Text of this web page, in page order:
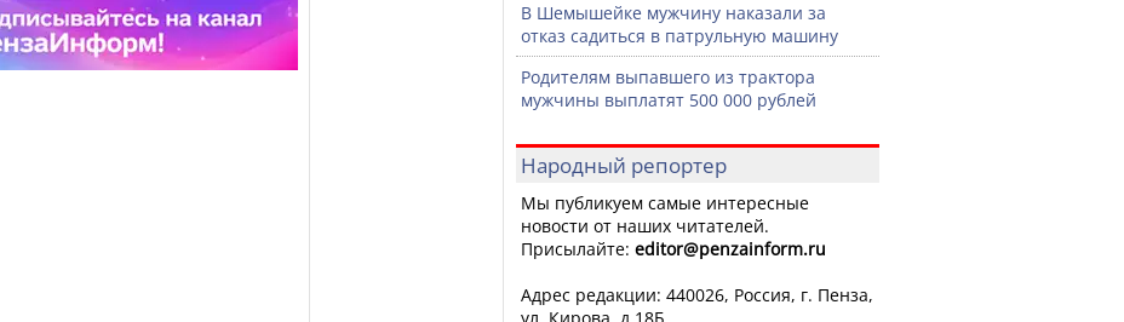
В Шемышейке мужчину наказали за
отказ садиться в патрульную машину
Родителям выпавшего из трактора
мужчины выплатят 500 000 рублей
Народный репортер
Мы публикуем самые интересные
новости от наших читателей.
Присылайте: editor@penzainform.ru
Адрес редакции: 440026, Россия, г. Пенза,